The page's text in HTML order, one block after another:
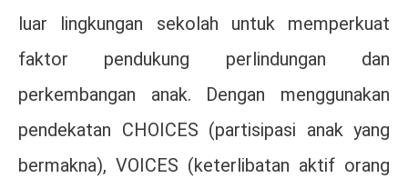
luar lingkungan sekolah untuk memperkuat
faktor pendukung perlindungan dan
perkembangan anak. Dengan menggunakan
pendekatan CHOICES (partisipasi anak yang
bermakna), VOICES (keterlibatan aktif orang